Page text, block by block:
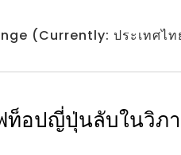
(Currently: ประเทศไท
ท็อปญี่ปุ่นลับในวิภ